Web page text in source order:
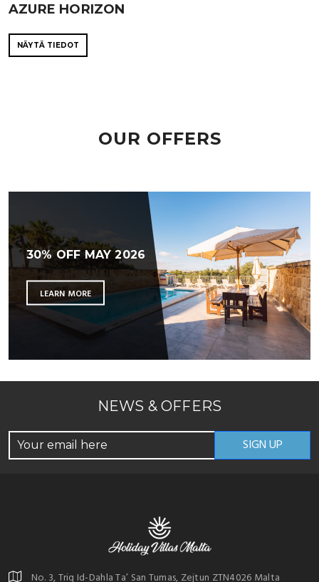
AZURE HORIZON
NÄYTÄ TIEDOT
OUR OFFERS
30% OFF MAY 2026
LEARN MORE
NEWS & OFFERS
No. 3, Triq Id-Dahla Ta’ San Tumas, Zejtun ZTN4026 Malta